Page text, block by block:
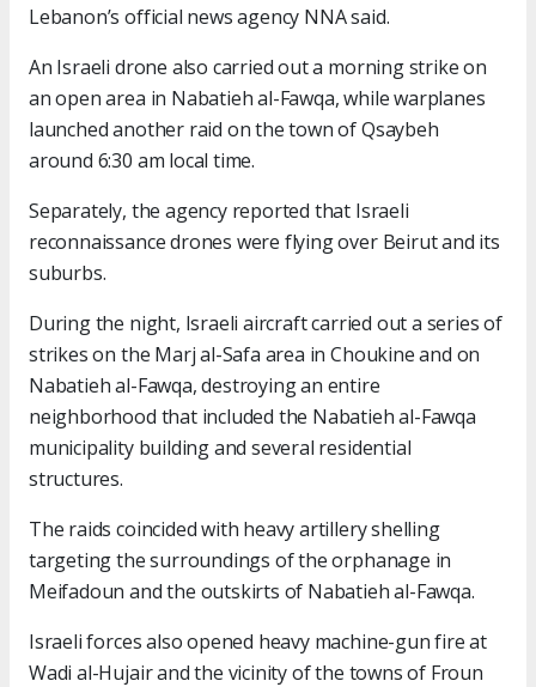
Lebanon’s official news agency NNA said.
An Israeli drone also carried out a morning strike on
an open area in Nabatieh al-Fawqa, while warplanes
launched another raid on the town of Qsaybeh
around 6:30 am local time.
Separately, the agency reported that Israeli
reconnaissance drones were flying over Beirut and its
suburbs.
During the night, Israeli aircraft carried out a series of
strikes on the Marj al-Safa area in Choukine and on
Nabatieh al-Fawqa, destroying an entire
neighborhood that included the Nabatieh al-Fawqa
municipality building and several residential
structures.
The raids coincided with heavy artillery shelling
targeting the surroundings of the orphanage in
Meifadoun and the outskirts of Nabatieh al-Fawqa.
Israeli forces also opened heavy machine-gun fire at
Wadi al-Hujair and the vicinity of the towns of Froun